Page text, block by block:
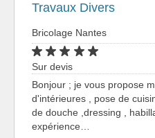
Travaux Divers
Bricolage Nantes
Sur devis
Bonjour ; je vous propose
d'intérieures , pose de
de douche ,dressing ,
expérience…